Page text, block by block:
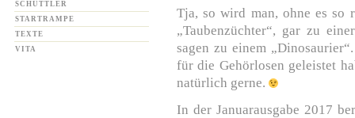
SCHÜTTLER
STARTRAMPE
TEXTE
VITA
Tja, so wird man, ohne es so
„Taubenzüchter“, gar zu
sagen zu einem
für die Gehörlosen geleistet
natürlich gerne.
In der Januarausgabe 2017